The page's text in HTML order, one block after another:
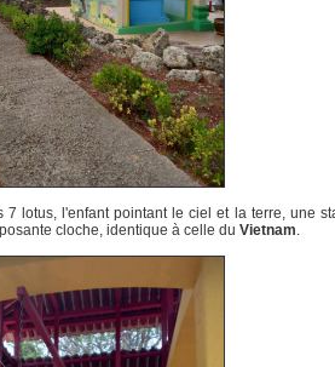
lotus, l'enfant pointant le ciel et la terre, une
cloche, identique à celle du Vietnam.